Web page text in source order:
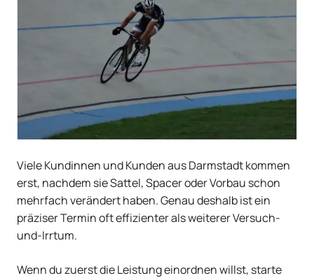
Viele Kundinnen und Kunden aus Darmstadt kommen
erst, nachdem sie Sattel, Spacer oder Vorbau schon
mehrfach verändert haben. Genau deshalb ist ein
präziser Termin oft effizienter als weiterer Versuch-
und-Irrtum.
Wenn du zuerst die Leistung einordnen willst, starte